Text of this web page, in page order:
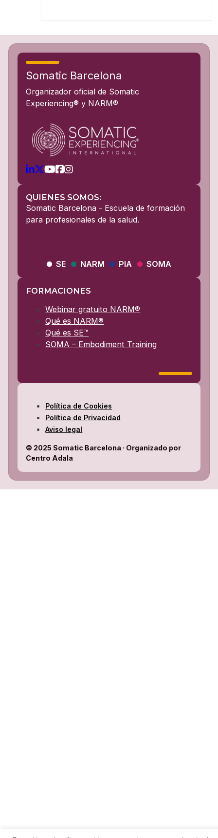
Somatic Barcelona
Organizador oficial de Somatic
Experiencing® y NARM®
QUIENES SOMOS:
Somatic Barcelona - Escuela de formación
para profesionales de la salud.
SE NARM PIA SOMA
FORMACIONES
Webinar gratuito NARM®
Qué es NARM®
Qué es SE™
SOMA – Embodiment Training
© 2025 Somatic Barcelona · Organizado por
Centro Adala
Política de Cookies
Política de Privacidad
Aviso legal